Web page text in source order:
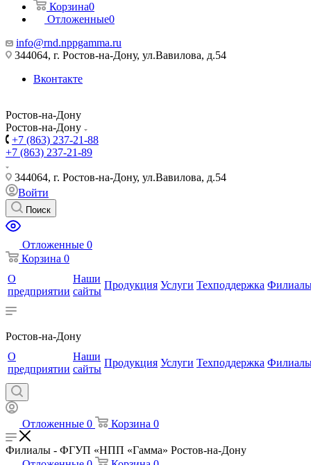
Корзина0
Отложенные0
info@rnd.nppgamma.ru
344064, г. Ростов-на-Дону, ул.Вавилова, д.54
Вконтакте
Ростов-на-Дону
Ростов-на-Дону
+7 (863) 237-21-88
+7 (863) 237-21-89
344064, г. Ростов-на-Дону, ул.Вавилова, д.54
Войти
Поиск
Отложенные 0
Корзина 0
О
предприятии
Наши
сайты
Продукция Услуги Техподдержка
Ростов-на-Дону
О
предприятии
Наши
сайты
Продукция Услуги Техподдержка
Отложенные 0 Корзина 0
Филиалы - ФГУП «НПП «Гамма» Ростов-на-Дону